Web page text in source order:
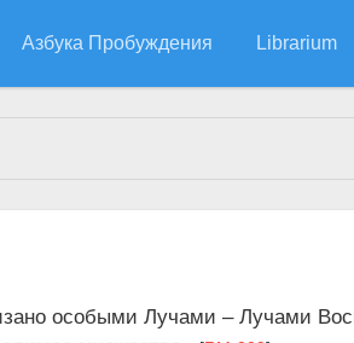
Азбука Пробуждения Librarium
особыми Лучами – Лучами